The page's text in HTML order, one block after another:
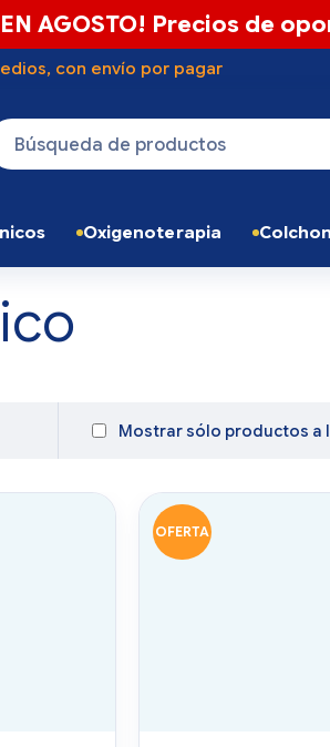
EN AGOSTO! Precios de
con envío por pagar
Oxigenoterapia
Mostrar sólo productos a
OFERTA